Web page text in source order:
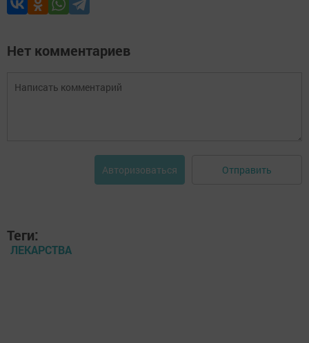
Нет комментариев
Авторизоваться Отправить
Теги:
ЛЕКАРСТВА